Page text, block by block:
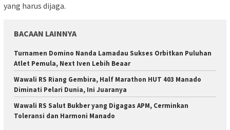
yang harus dijaga.
BACAAN LAINNYA
Turnamen Domino Nanda Lamadau Sukses Orbitkan Puluhan
Atlet Pemula, Next Iven Lebih Beaar
Wawali RS Riang Gembira, Half Marathon HUT 403 Manado
Diminati Pelari Dunia, Ini Juaranya
Wawali RS Salut Bukber yang Digagas APM, Cerminkan
Toleransi dan Harmoni Manado